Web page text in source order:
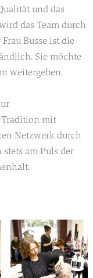
und das
das Team durch
Busse ist die
Sie möchte
weitergeben.
Tradition mit
Netzwerk durch
am Puls der